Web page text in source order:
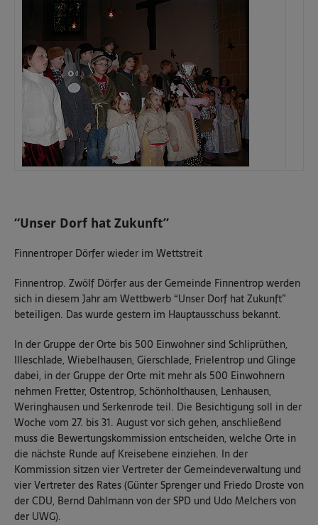
“Unser Dorf hat Zukunft”
Finnentroper Dörfer wieder im Wettstreit
Finnentrop. Zwölf Dörfer aus der Gemeinde Finnentrop werden
sich in diesem Jahr am Wettbwerb “Unser Dorf hat Zukunft”
beteiligen. Das wurde gestern im Hauptausschuss bekannt.
In der Gruppe der Orte bis 500 Einwohner sind Schliprüthen,
Illeschlade, Wiebelhausen, Gierschlade, Frielentrop und Glinge
dabei, in der Gruppe der Orte mit mehr als 500 Einwohnern
nehmen Fretter, Ostentrop, Schönholthausen, Lenhausen,
Weringhausen und Serkenrode teil. Die Besichtigung soll in der
Woche vom 27. bis 31. August vor sich gehen, anschließend
muss die Bewertungskommission entscheiden, welche Orte in
die nächste Runde auf Kreisebene einziehen. In der
Kommission sitzen vier Vertreter der Gemeindeverwaltung und
vier Vertreter des Rates (Günter Sprenger und Friedo Droste von
der CDU, Bernd Dahlmann von der SPD und Udo Melchers von
der UWG).